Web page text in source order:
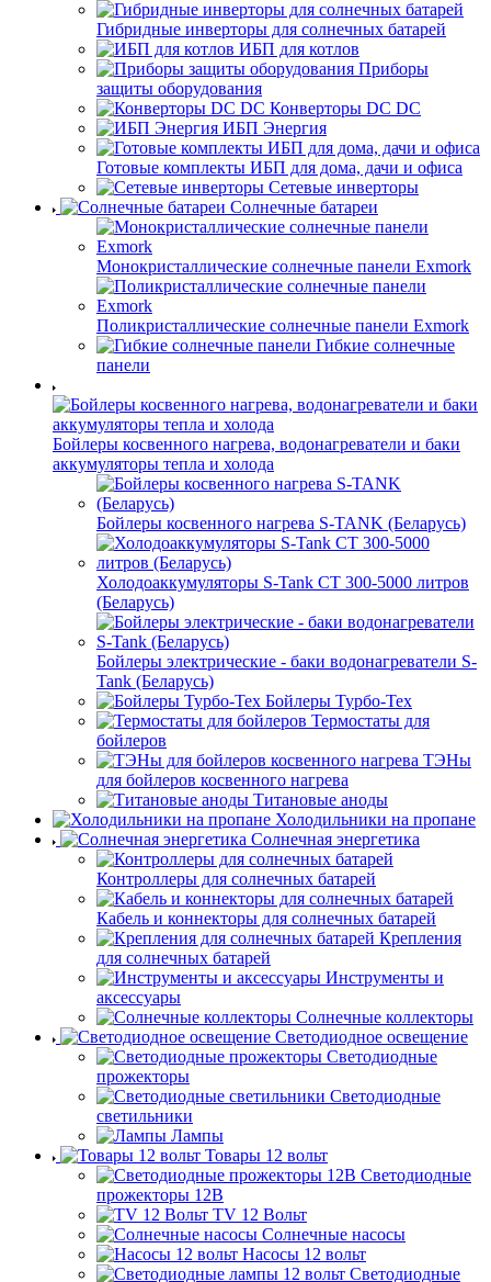
Гибридные инверторы для солнечных батарей
ИБП для котлов
Приборы
защиты оборудования
Конверторы DC DC
ИБП Энергия
Готовые комплекты ИБП для дома, дачи и офиса
Сетевые инверторы
Солнечные батареи
Монокристаллические солнечные панели Exmork
Поликристаллические солнечные панели Exmork
Гибкие солнечные
панели
Бойлеры косвенного нагрева, водонагреватели и баки
аккумуляторы тепла и холода
Бойлеры косвенного нагрева S-TANK (Беларусь)
Холодоаккумуляторы S-Tank СТ 300-5000 литров
(Беларусь)
Бойлеры электрические - баки водонагреватели S-
Tank (Беларусь)
Бойлеры Турбо-Тех
Термостаты для
бойлеров
ТЭНы
для бойлеров косвенного нагрева
Титановые аноды
Холодильники на пропане
Солнечная энергетика
Контроллеры для солнечных батарей
Кабель и коннекторы для солнечных батарей
Крепления
для солнечных батарей
Инструменты и
аксессуары
Солнечные коллекторы
Светодиодное освещение
Светодиодные
прожекторы
Светодиодные
светильники
Лампы
Товары 12 вольт
Светодиодные
прожекторы 12В
TV 12 Вольт
Солнечные насосы
Насосы 12 вольт
Светодиодные